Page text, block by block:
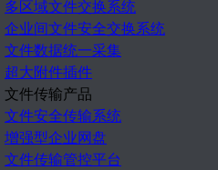
多区域文件交换系统
企业间文件安全交换系统
文件数据统一采集
超大附件插件
文件传输产品
文件安全传输系统
增强型企业网盘
文件传输管控平台